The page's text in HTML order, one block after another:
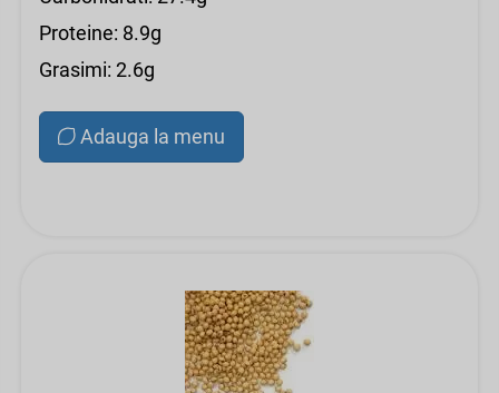
Proteine: 8.9g
Grasimi: 2.6g
Adauga la menu